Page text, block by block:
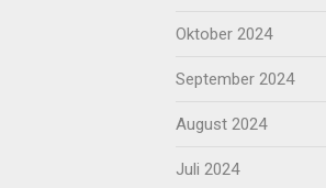
Oktober 2024
September 2024
August 2024
Juli 2024